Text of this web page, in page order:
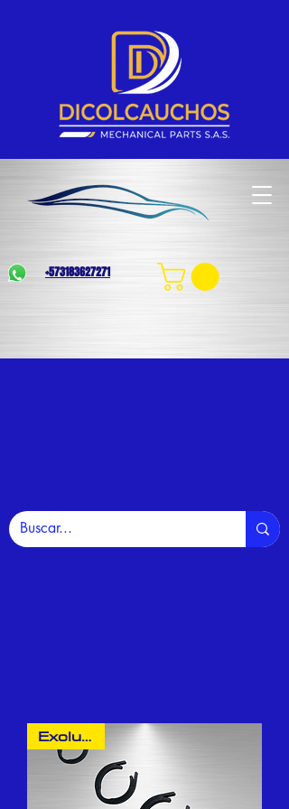
+573183627271
Exclusivo